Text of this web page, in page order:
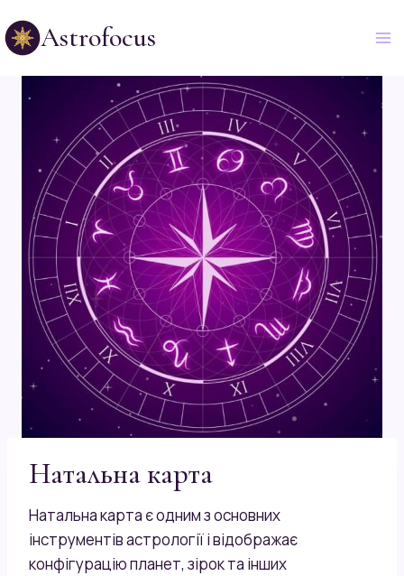
Astrofocus
Натальна карта
Натальна карта є одним з основних
інструментів астрології і відображає
конфігурацію планет, зірок та інших